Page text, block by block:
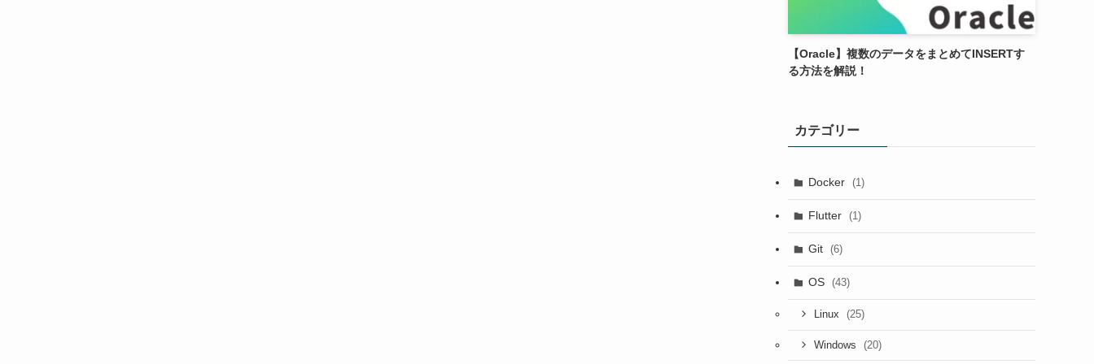
【Oracle】複数のデータをまとめてINSERTす
る方法を解説！
カテゴリー
Docker (1)
Flutter (1)
Git (6)
OS (43)
Linux (25)
Windows (20)